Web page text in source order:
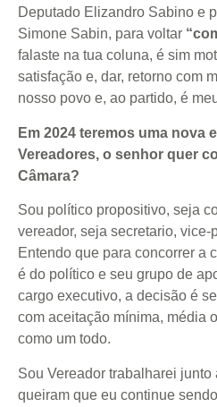
Deputado Elizandro Sabino e
Simone Sabin, para voltar
falaste na tua coluna, é sim
satisfação e, dar, retorno com
nosso povo e, ao partido, é
Em 2024 teremos uma nova
Vereadores, o senhor quer
Câmara?
Sou político propositivo, seja
vereador, seja secretario, vice-
Entendo que para concorrer a
é do político e seu grupo de
cargo executivo, a decisão é
com aceitação mínima, média
como um todo.
Sou Vereador trabalharei junto
queiram que eu continue